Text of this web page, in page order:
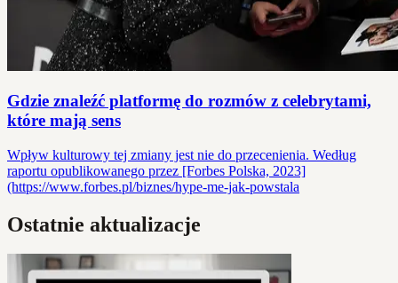
Gdzie znaleźć platformę do rozmów z celebrytami,
które mają sens
Wpływ kulturowy tej zmiany jest nie do przecenienia. Według
raportu opublikowanego przez [Forbes Polska, 2023]
(https://www.forbes.pl/biznes/hype-me-jak-powstala
Ostatnie aktualizacje